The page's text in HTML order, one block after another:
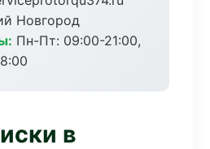
Новгород
Пн-Пт: 09:00-21:00,
в